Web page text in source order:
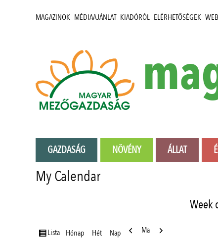
MAGAZINOK MÉDIAAJÁNLAT KIADÓRÓL ELÉRHETŐSÉGEK
GAZDASÁG NÖVÉNY ÁLLAT
My Calendar
Week
ListanézetHónap Hét Nap Előző
Ma Következő